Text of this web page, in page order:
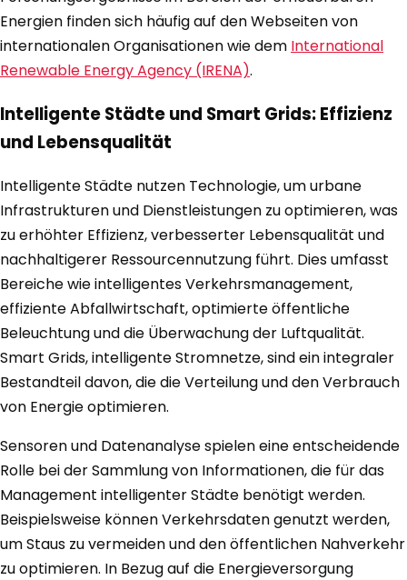
Energien finden sich häufig auf den Webseiten von
internationalen Organisationen wie dem International
Renewable Energy Agency (IRENA).
Intelligente Städte und Smart Grids: Effizienz
und Lebensqualität
Intelligente Städte nutzen Technologie, um urbane
Infrastrukturen und Dienstleistungen zu optimieren, was
zu erhöhter Effizienz, verbesserter Lebensqualität und
nachhaltigerer Ressourcennutzung führt. Dies umfasst
Bereiche wie intelligentes Verkehrsmanagement,
effiziente Abfallwirtschaft, optimierte öffentliche
Beleuchtung und die Überwachung der Luftqualität.
Smart Grids, intelligente Stromnetze, sind ein integraler
Bestandteil davon, die die Verteilung und den Verbrauch
von Energie optimieren.
Sensoren und Datenanalyse spielen eine entscheidende
Rolle bei der Sammlung von Informationen, die für das
Management intelligenter Städte benötigt werden.
Beispielsweise können Verkehrsdaten genutzt werden,
um Staus zu vermeiden und den öffentlichen Nahverkehr
zu optimieren. In Bezug auf die Energieversorgung